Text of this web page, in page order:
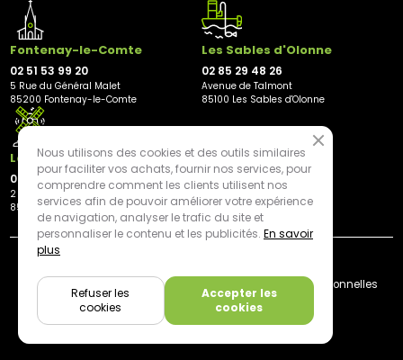
Fontenay-le-Comte
02 51 53 99 20
5 Rue du Général Malet
85200 Fontenay-le-Comte
Les Sables d'Olonne
02 85 29 48 26
Avenue de Talmont
85100 Les Sables d'Olonne
Les Herbiers
02 21 81 23 11
2 rue des Peupliers
85500 Les Herbiers
Livraison
Plan du site Mentions légales
Données personnelles
Cookies
Nous utilisons des cookies et des outils similaires
pour faciliter vos achats, fournir nos services, pour
comprendre comment les clients utilisent nos
services afin de pouvoir améliorer votre expérience
de navigation, analyser le trafic du site et
personnaliser le contenu et les publicités. En savoir
plus
Accepter les
cookies
Refuser les
cookies